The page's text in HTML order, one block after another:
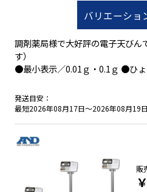
バリエーショ
調剤薬局様で大好評の電子天びん
す）
●最小表示／0.01ｇ・0.1ｇ ●ひ
発送目安：
最短2026年08月17日～2026年08月19
販